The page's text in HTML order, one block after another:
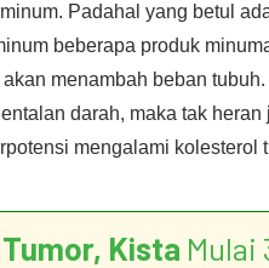
Padahal yang betul
beberapa produk
menambah beban
darah, maka tak
mengalami kolesterol
Kista Mulai